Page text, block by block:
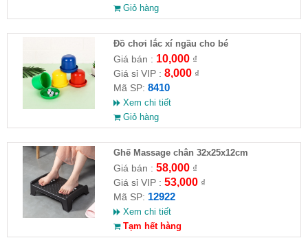
Giỏ hàng
Đồ chơi lắc xí ngầu cho bé
Giá bán : 10,000₫
Giá sỉ VIP : 8,000₫
Mã SP: 8410
Xem chi tiết
Giỏ hàng
Ghế Massage chân 32x25x12cm
Giá bán : 58,000₫
Giá sỉ VIP : 53,000₫
Mã SP: 12922
Xem chi tiết
Tạm hết hàng